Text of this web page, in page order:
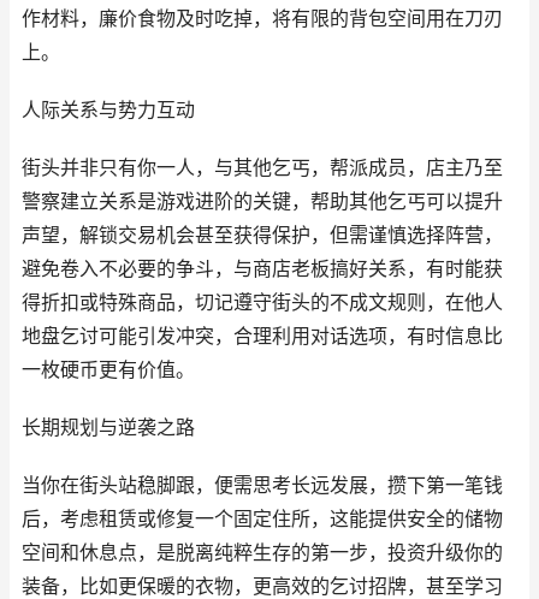
作材料，廉价食物及时吃掉，将有限的背包空间用在刀刃
上。
人际关系与势力互动
街头并非只有你一人，与其他乞丐，帮派成员，店主乃至
警察建立关系是游戏进阶的关键，帮助其他乞丐可以提升
声望，解锁交易机会甚至获得保护，但需谨慎选择阵营，
避免卷入不必要的争斗，与商店老板搞好关系，有时能获
得折扣或特殊商品，切记遵守街头的不成文规则，在他人
地盘乞讨可能引发冲突，合理利用对话选项，有时信息比
一枚硬币更有价值。
长期规划与逆袭之路
当你在街头站稳脚跟，便需思考长远发展，攒下第一笔钱
后，考虑租赁或修复一个固定住所，这能提供安全的储物
空间和休息点，是脱离纯粹生存的第一步，投资升级你的
装备，比如更保暖的衣物，更高效的乞讨招牌，甚至学习